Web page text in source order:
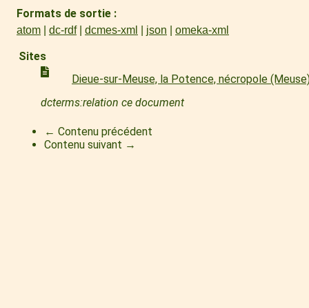
Formats de sortie
atom dc-rdf dcmes-xml json omeka-xml
Sites
Dieue-sur-Meuse, la Potence, nécropole
dcterms:relation ce document
← Contenu précédent
Contenu suivant →